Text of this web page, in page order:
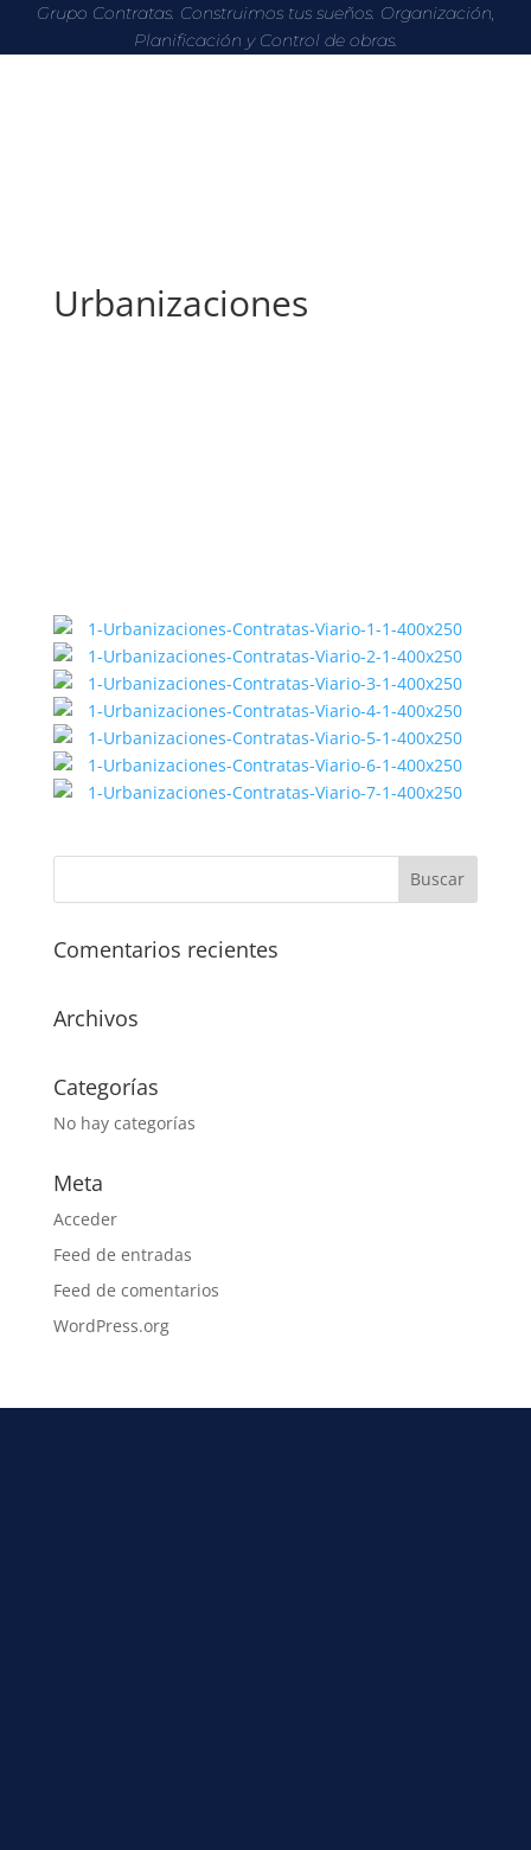
Grupo Contratas. Construimos tus sueños. Organización,
Planificación y Control de obras.
Urbanizaciones
Comentarios recientes
Archivos
Categorías
No hay categorías
Meta
Acceder
Feed de entradas
Feed de comentarios
WordPress.org